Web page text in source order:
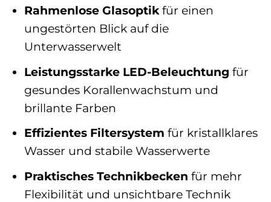
Rahmenlose Glasoptikfür einen
ungestörten Blick auf die
Unterwasserwelt
Leistungsstarke LED-Beleuchtung für
gesundes Korallenwachstum und
brillante Farben
Effizientes Filtersystem für kristallklares
Wasser und stabile Wasserwerte
Praktisches Technikbecken für mehr
Flexibilität und unsichtbare Technik